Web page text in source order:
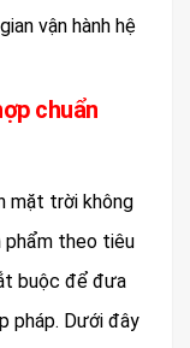
vận hành hệ
chuẩn
mặt trời không
phẩm theo tiêu
buộc để đưa
pháp. Dưới đây